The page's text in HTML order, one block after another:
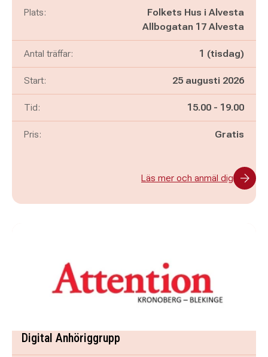
Plats:
Folkets Hus i Alvesta
Allbogatan 17 Alvesta
Antal träffar: 1 (tisdag)
Start: 25 augusti 2026
Tid: Pågår mellan
15.00 - och
19.00
Pris: Gratis
Läs mer och anmäl dig
Digital Anhöriggrupp